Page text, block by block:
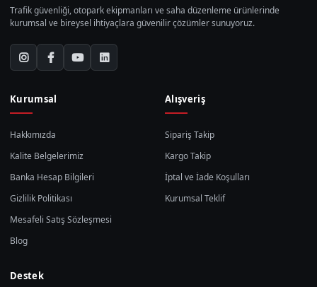
Trafik güvenliği, otopark ekipmanları ve saha düzenleme ürünlerinde
kurumsal ve bireysel ihtiyaçlara güvenilir çözümler sunuyoruz.
Kurumsal
Hakkımızda
Kalite Belgelerimiz
Banka Hesap Bilgileri
Gizlilik Politikası
Mesafeli Satış Sözleşmesi
Blog
Alışveriş
Sipariş Takip
Kargo Takip
İptal ve İade Koşulları
Kurumsal Teklif
Destek